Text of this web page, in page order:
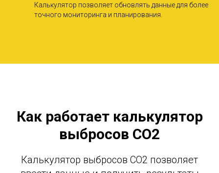
Калькулятор позволяет обновлять данные для более
точного мониторинга и планирования.
Как работает калькулятор
выбросов CO2
Калькулятор выбросов CO2 позволяет